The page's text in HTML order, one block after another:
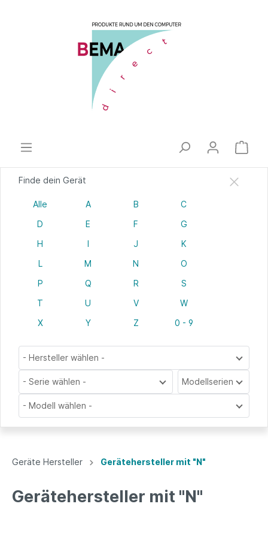
Finde dein Gerät
Alle A B
C
D
E F
G
H
I J
K
L
M N
O
P
Q R
S
T
U V
W
X
Y Z 0 - 9
- Hersteller wählen -
- Serie wählen - Modellserien
- Modell wählen -
Geräte Hersteller Gerätehersteller mit "N"
Gerätehersteller mit "N"